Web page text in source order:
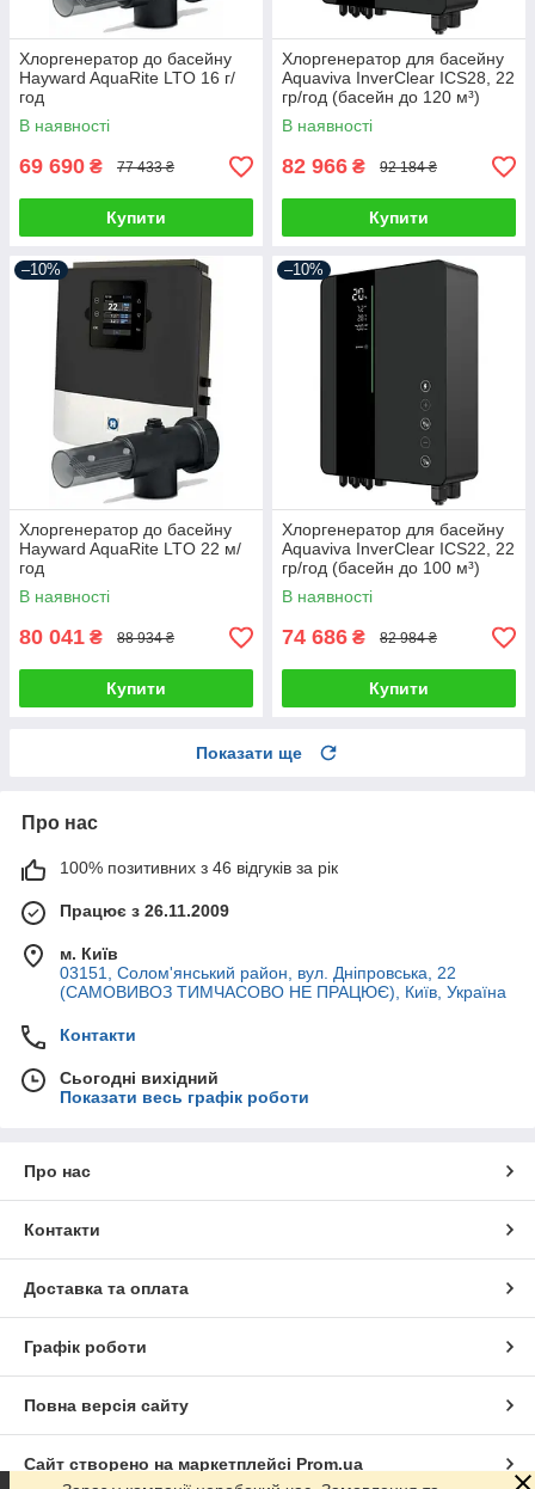
Хлоргенератор до басейну
Hayward AquaRite LTO 16 г/
год
В наявності
69 690 ₴ 77 433 ₴
Купити
Хлоргенератор для басейну
Aquaviva InverClear ICS28, 22
гр/год (басейн до 120 м³)
В наявності
82 966 ₴ 92 184 ₴
Купити
–10%
Хлоргенератор до басейну
Hayward AquaRite LTO 22 м/
год
В наявності
80 041 ₴ 88 934 ₴
Купити
–10%
Хлоргенератор для басейну
Aquaviva InverClear ICS22, 22
гр/год (басейн до 100 м³)
В наявності
74 686 ₴ 82 984 ₴
Купити
Показати ще
Про нас
100% позитивних з 46 відгуків за рік
Працює з 26.11.2009
м. Київ
03151, Солом'янський район, вул. Дніпровська, 22
(САМОВИВОЗ ТИМЧАСОВО НЕ ПРАЦЮЄ), Київ, Україна
Контакти
Сьогодні вихідний
Показати весь графік роботи
Про нас
Контакти
Доставка та оплата
Графік роботи
Повна версія сайту
Сайт створено на маркетплейсі Prom.ua